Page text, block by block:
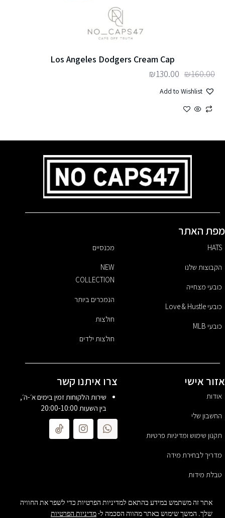
Los Angeles Dodgers Cream Cap
₪160.00
₪130.00
Add to Wishlist
האתר
HATS
הקבוצות שלנו
כובעי מצחייה
כובעי Love & Hustle
כובעי MLB
מכנסיים
NEW
COLLECTION
הנמכרים ביותר
חולצות
חולצות ילדים
אישי
אודות
החשבון שלי
תקנון שימוש ומדיניות פרטיות
מדריך לבחירת מידה
טבלת מידות
צרו איתנו קשר
שירות הלקוחות זמין בימים א׳-ה׳,
בין השעות 20:00-10:00
פותח ועוצב על ידי MoreVision
אתר זה משתמש במידע בהתאם למדיניות הפרטיות כדי לשפר את החוויה
שלך. המשך שימוש באתר מהווה הסכמה ל-מדיניות הפרטיות